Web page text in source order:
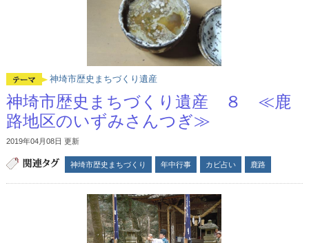
神埼市歴史まちづくり遺産
神埼市歴史まちづくり遺産 ８ ≪鹿
路地区のいずみさんつぎ≫
2019年04月08日 更新
神埼市歴史まちづくり 年中行事 カビ占い 鹿路